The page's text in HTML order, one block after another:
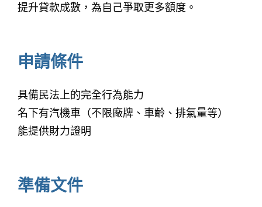
提升貸款成數，為自己爭取更多額度。
申請條件
具備民法上的完全行為能力
名下有汽機車（不限廠牌、車齡、排氣量等）
能提供財力證明
準備文件